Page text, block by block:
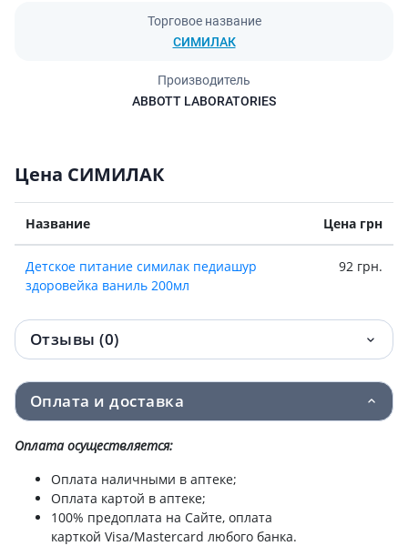
Торговое название
СИМИЛАК
Производитель
ABBOTT LABORATORIES
Цена СИМИЛАК
Название Цена грн
Детское питание симилак педиашур
здоровейка ваниль 200мл
92 грн.
Отзывы (0)
Оплата и доставка
Оплата осуществляется:
Оплата наличными в аптеке;
Оплата картой в аптеке;
100% предоплата на Сайте, оплата
карткой Visa/Mastercard любого банка.